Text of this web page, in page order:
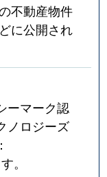
不動産物件
に公開され
ーマーク認
ノロジーズ
。